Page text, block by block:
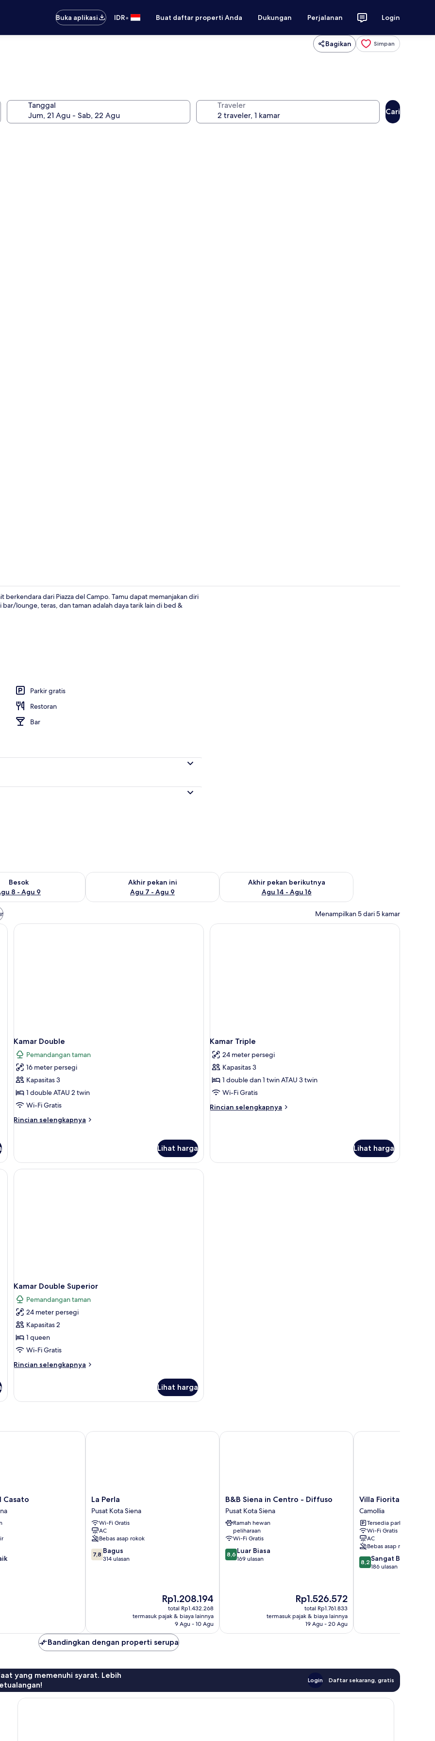
Buka aplikasi
IDR• Buat daftar properti Anda Dukungan Perjalanan Login
Bagikan Simpan
Tanggal Traveler
Cari
Eksterior
berkendara dari Piazza del Campo. Tamu dapat memanjakan diri
lounge, teras, dan taman adalah daya tarik lain di bed &
Parkir gratis
Restoran
Bar
Besok
8 - Agu 9
untuk besok Agu 8 - Agu 9
Akhir pekan ini
Agu 7 - Agu 9
Periksa ketersediaan untuk akhir pekan ini Agu 7 - Agu 9
Akhir pekan berikutnya
Agu 14 - Agu 16
Periksa ketersediaan untuk akhir pekan berikutnya Agu 14 -
Menampilkan 5 dari 5 kamar
Kamar Double
Pemandangan taman
16 meter persegi
Kapasitas 3
1 double ATAU 2 twin
Wi-Fi Gratis
Rincian selengkapnya
Rincian
Double
Lihat harga
Kamar Triple
24 meter persegi
Kapasitas 3
1 double dan 1 twin ATAU 3 twin
Wi-Fi Gratis
Rincian selengkapnya
Rincian
Lihat harga
Kamar Double Superior
Pemandangan taman
24 meter persegi
Kapasitas 2
1 queen
Wi-Fi Gratis
Rincian selengkapnya
Rincian
Kamar
Lihat harga
Casato
La
Perla
Pusat
Kota
Siena
La Perla
Pusat Kota Siena
Wi-Fi Gratis
AC
Bebas asap rokok
7.8
dari
7,8 Bagus
314 ulasan
Harga
sekarang
Rp1.208.194
Rp1.208.194
total Rp1.432.268
termasuk pajak & biaya lainnya
9 Agu - 10 Agu
La Perla
B&B
Siena
in
Centro
Diffuso
Pusat
Kota
B&B Siena in Centro - Diffuso
Pusat Kota Siena
Ramah hewan
peliharaan
Wi-Fi Gratis
8.6
dari
8,6 Luar Biasa
169 ulasan
Harga
sekarang
Rp1.526.572
Rp1.526.572
total Rp1.761.833
termasuk pajak & biaya lainnya
19 Agu - 20 Agu
B&B Siena in Centro - Diffuso
Villa
Fiorita
Camollia
Villa Fiorita
Camollia
Tersedia parkir
Wi-Fi Gratis
AC
Bebas asap rokok
8.2
dari
8,2 Sangat Baik
186 ulasan
Villa Fiorita
Bandingkan dengan properti serupa
yang memenuhi syarat. Lebih
Login Daftar sekarang, gratis